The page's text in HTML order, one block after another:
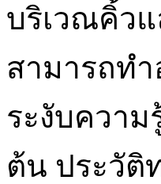
บริเวณคิ้ว
สามารถทำ
ระงับความ
ต้น ประวัติ